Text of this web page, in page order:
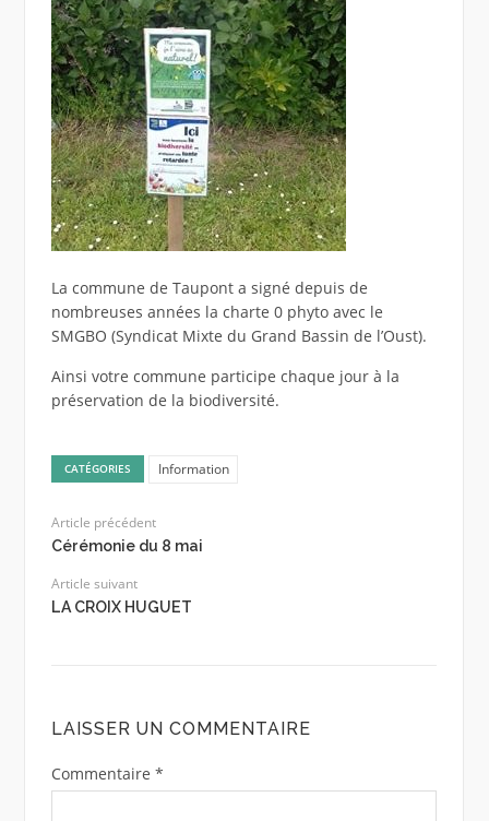
La commune de Taupont a signé depuis de
nombreuses années la charte 0 phyto avec le
SMGBO (Syndicat Mixte du Grand Bassin de l’Oust).
Ainsi votre commune participe chaque jour à la
préservation de la biodiversité.
CATÉGORIES Information
Article précédent
Cérémonie du 8 mai
Article suivant
LA CROIX HUGUET
LAISSER UN COMMENTAIRE
Commentaire *